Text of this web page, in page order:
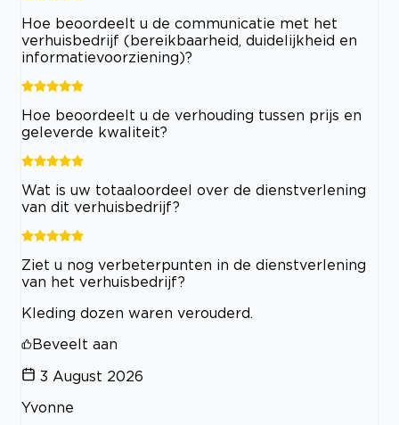
Hoe beoordeelt u de communicatie met het
verhuisbedrijf (bereikbaarheid, duidelijkheid en
informatievoorziening)?
Hoe beoordeelt u de verhouding tussen prijs en
geleverde kwaliteit?
Wat is uw totaaloordeel over de dienstverlening
van dit verhuisbedrijf?
Ziet u nog verbeterpunten in de dienstverlening
van het verhuisbedrijf?
Kleding dozen waren verouderd.
Beveelt aan
3 August 2026
Yvonne